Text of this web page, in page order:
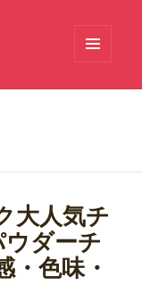
ーとウ
大人気チ
ダーチ
・色味・